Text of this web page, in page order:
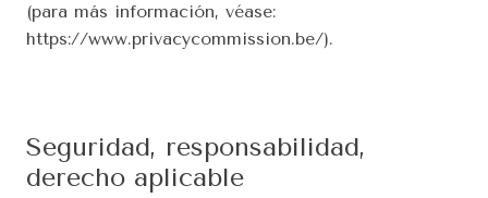
(para más información, véase:
https://www.privacycommission.be/).
Seguridad, responsabilidad,
derecho aplicable